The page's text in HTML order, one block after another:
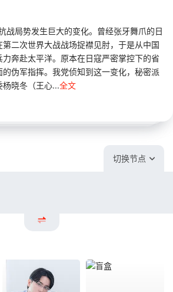
局势发生巨大的变化。曾经张牙舞爪的日
二次世界大战战场捉襟见肘，于是从中国
奔赴太平洋。原本在日寇严密掌控下的省
的伪军指挥。我党侦知到这一变化，秘密派
晓冬（王心...全文
切换节点